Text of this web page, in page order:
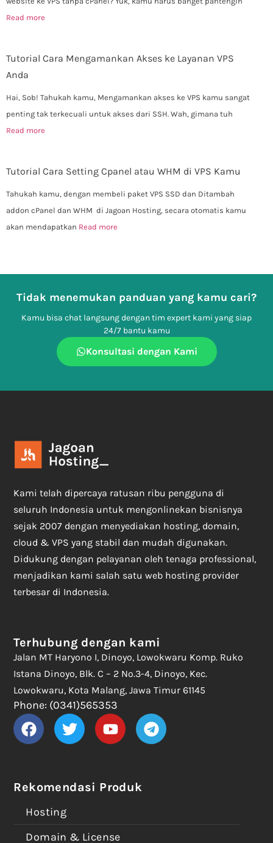
Read more
Tutorial Cara Mengamankan Akses ke Layanan VPS
Anda
Hai, Sob! Tahukah kamu, Mengamankan akses ke VPS kamu sangat
penting tak terkecuali untuk akses dari SSH. Wah, gimana tuh
Read more
Tutorial Cara Setting Cpanel atau WHM di VPS Kamu
Tahukah kamu, dengan membeli paket VPS SSD dan Ditambah
addon cPanel dan WHM di Jagoan Hosting, secara otomatis kamu
akan mendapatkan Read more
Tidak menemukan panduan yang kamu cari?
Kamu bisa chat langsung dengan tim expert kami yang siap
24/7 bantu kamu
Konsultasi dengan Kami
Kami telah dipercaya ratusan ribu pengguna di
seluruh Indonesia untuk mengonlinekan bisnisnya
sejak 2007 dengan menyediakan hosting, domain,
cloud & VPS yang stabil dan mudah digunakan.
Didukung dengan pelayanan oleh tenaga professional,
menjadikan kami salah satu web hosting provider
terbesar di Indonesia.
Rekomendasi Produk
Hosting
Domain & License
Terhubung dengan kami
Jalan MT Haryono I, Dinoyo, Lowokwaru Komp. Ruko
Istana Dinoyo, Blk. C – 2 No.3-4, Dinoyo, Kec.
Lowokwaru, Kota Malang, Jawa Timur 61145
Phone: (0341)565353